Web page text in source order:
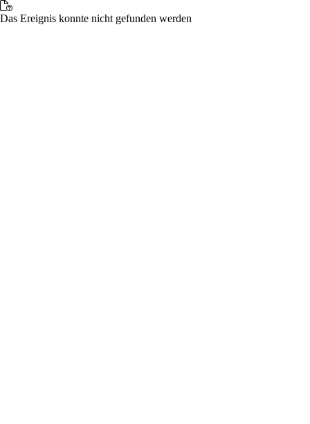
Das Ereignis konnte nicht gefunden werden